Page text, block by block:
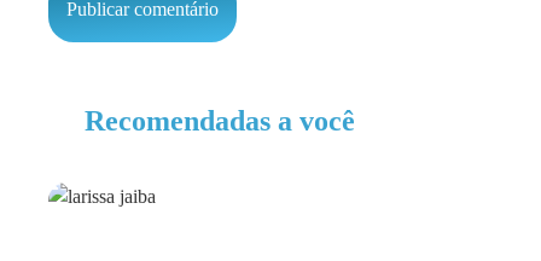
Recomendadas a você